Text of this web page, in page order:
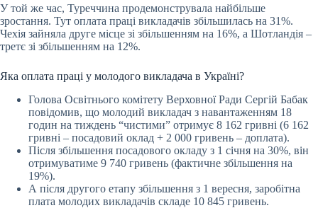
У той же час, Туреччина продемонструвала найбільше
зростання. Тут оплата праці викладачів збільшилась на 31%.
Чехія зайняла друге місце зі збільшенням на 16%, а Шотландія –
третє зі збільшенням на 12%.
Яка оплата праці у молодого викладача в Україні?
Голова Освітнього комітету Верховної Ради Сергій Бабак
повідомив, що молодий викладач з навантаженням 18
годин на тиждень “чистими” отримує ️8 162 гривні (6 162
гривні – посадовий оклад + 2 000 гривень – доплата).️
Після збільшення посадового окладу з 1 січня на 30%, він
отримуватиме 9 740 гривень (фактичне збільшення на
19%).
А після другого етапу збільшення з 1 вересня, заробітна
плата молодих викладачів складе 10 845 гривень.